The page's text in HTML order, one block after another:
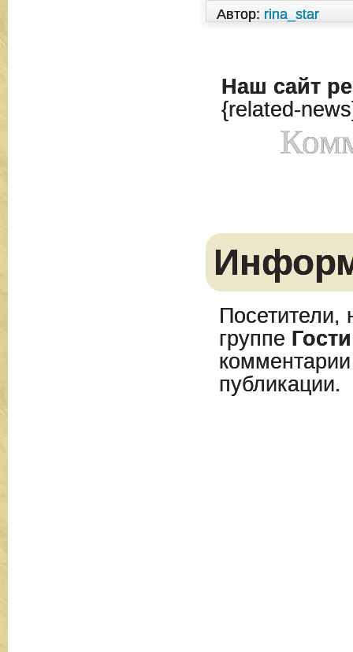
Автор: rina_star
Наш сайт
{related-
Посетители,
группе Гости
публикации.